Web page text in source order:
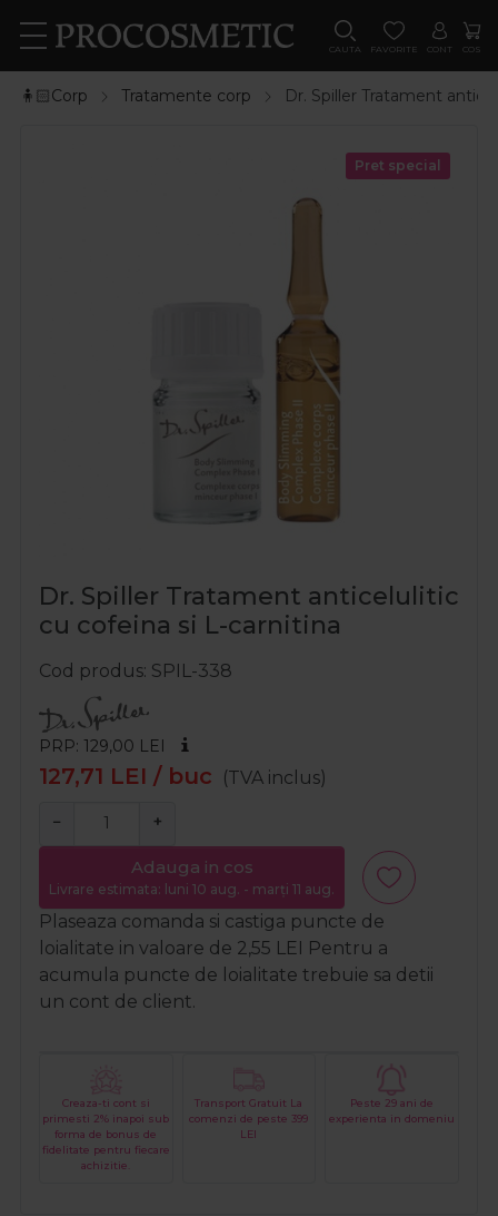
CAUTA FAVORITE CONT COS
🧍🏻Corp Tratamente corp Dr. Spiller Tratament
Pret special
Dr. Spiller Tratament anticelulitic
cu cofeina si L-carnitina
Cod produs SPIL-338
PRP: 129,00 LEI
127,71 LEI / buc (TVA inclus)
− +
Adauga in cos
Livrare estimata: luni 10 aug. - marți 11 aug.
Plaseaza comanda si castiga puncte de
loialitate in valoare de 2,55 LEI
Pentru a
acumula puncte de loialitate trebuie sa detii
un cont de client.
Creaza-ti cont si
primesti 2% inapoi sub
forma de bonus de
fidelitate pentru fiecare
achizitie.
Transport Gratuit La
comenzi de peste 399
LEI
Peste 29 ani de
experienta in domeniu